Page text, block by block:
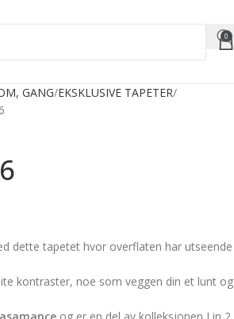
0
GANG EKSKLUSIVE TAPETER
dette tapetet hvor overflaten har utseende
kontraster, noe som veggen din et lunt og